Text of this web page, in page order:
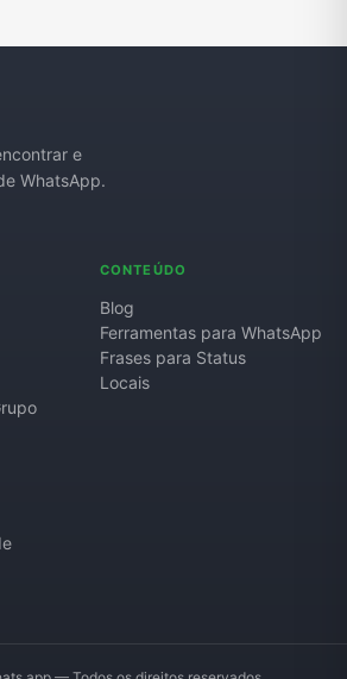
e
WhatsApp.
CONTEÚDO
Blog
Ferramentas para WhatsApp
Frases para Status
Locais